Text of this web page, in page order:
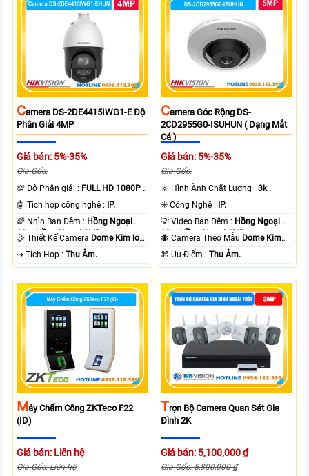
CAmera DS-2DE4415IWG1-E Độ
Phân Giải 4MP
Giá bán: 5%-35%
Giá Gốc:
💯 Độ Phân giải : FULL HD 1080P .
🤖️ Tích hợp công nghệ :
IP.
🌈 Nhìn Ban Đêm : Hồng Ngoại
10m Hồng Ngoại SMD.
🤹 Thiết Kế Camera Dome Kim loại
+ Nhựa.
️⇝ Tích Hợp :Thu Âm.
CAmera Góc Rộng DS-
2CD2955G0-ISUHUN ( Dạng Mắt
Cá )
Giá bán: 5%-35%
Giá Gốc:
🔆 Hình Ành Chất Lượng :3k .
✳️ Công Nghệ :
IP.
💡 Video Ban Đêm : Hồng Ngoại
10m Hồng Ngoại SMD.
🐜 Camera Theo Mẫu Dome Kim
loại + Nhựa. ️⌘ Ưu Điểm :Thu Âm.
MÁy Chấm Công ZKTeco F22
(ID)
Giá bán: Liên hệ
Giá Gốc: Liên hệ
TRọn Bộ Camera Quan Sát Gia
Đình 2K
Giá bán: 5,100,000 ₫
Giá Gốc: 5,800,000 ₫